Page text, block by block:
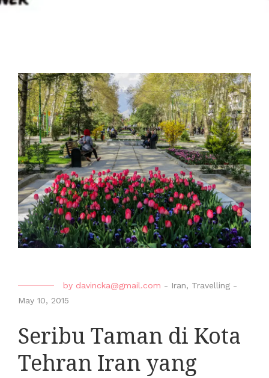
by davincka@gmail.com - Iran, Travelling -
May 10, 2015
Seribu Taman di Kota
Tehran Iran yang